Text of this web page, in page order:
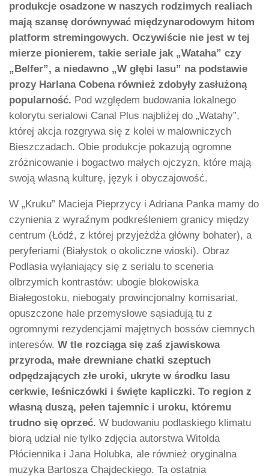
produkcje osadzone w naszych rodzimych realiach
mają szansę dorównywać międzynarodowym hitom
platform stremingowych. Oczywiście nie jest w tej
mierze pionierem, takie seriale jak „Wataha” czy
„Belfer”, a niedawno „W głębi lasu” na podstawie
prozy Harlana Cobena również zdobyły zasłużoną
popularność. Pod względem budowania lokalnego
kolorytu serialowi Canal Plus najbliżej do „Watahy”,
której akcja rozgrywa się z kolei w malowniczych
Bieszczadach. Obie produkcje pokazują ogromne
zróżnicowanie i bogactwo małych ojczyzn, które mają
swoją własną kulturę, język i obyczajowość.
W „Kruku” Macieja Pieprzycy i Adriana Panka mamy do
czynienia z wyraźnym podkreśleniem granicy między
centrum (Łódź, z której przyjeżdża główny bohater), a
peryferiami (Białystok o okoliczne wioski). Obraz
Podlasia wyłaniający się z serialu to sceneria
olbrzymich kontrastów: ubogie blokowiska
Białegostoku, niebogaty prowincjonalny komisariat,
opuszczone hale przemysłowe sąsiadują tu z
ogromnymi rezydencjami majętnych bossów ciemnych
interesów. W tle rozciąga się zaś zjawiskowa
przyroda, małe drewniane chatki szeptuch
odpędzających złe uroki, ukryte w środku lasu
cerkwie, leśniczówki i święte kapliczki. To region z
własną duszą, pełen tajemnic i uroku, któremu
trudno się oprzeć. W budowaniu podlaskiego klimatu
biorą udział nie tylko zdjęcia autorstwa Witolda
Płóciennika i Jana Holubka, ale również oryginalna
muzyka Bartosza Chajdeckiego. Ta ostatnia